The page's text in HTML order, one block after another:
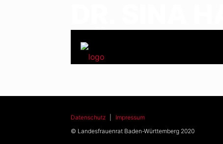
NÜRNBERG
Datenschutz
Impressum
© Landesfrauenrat Baden-Württemberg 2020